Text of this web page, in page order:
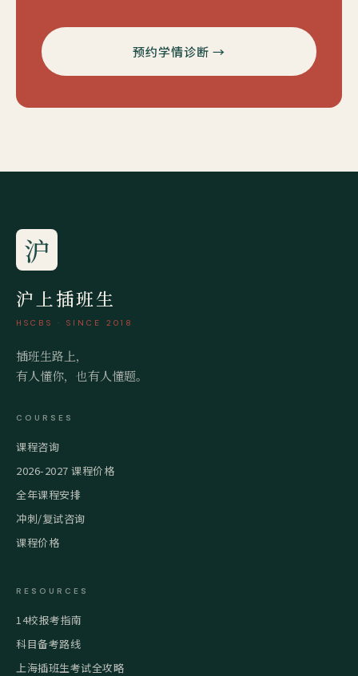
预约学情诊断 →
沪
沪上插班生
HSCBS · SINCE 2018
插班生路上，
有人懂你，也有人懂题。
COURSES
课程咨询
2026-2027 课程价格
全年课程安排
冲刺/复试咨询
课程价格
RESOURCES
14校报考指南
科目备考路线
上海插班生考试全攻略